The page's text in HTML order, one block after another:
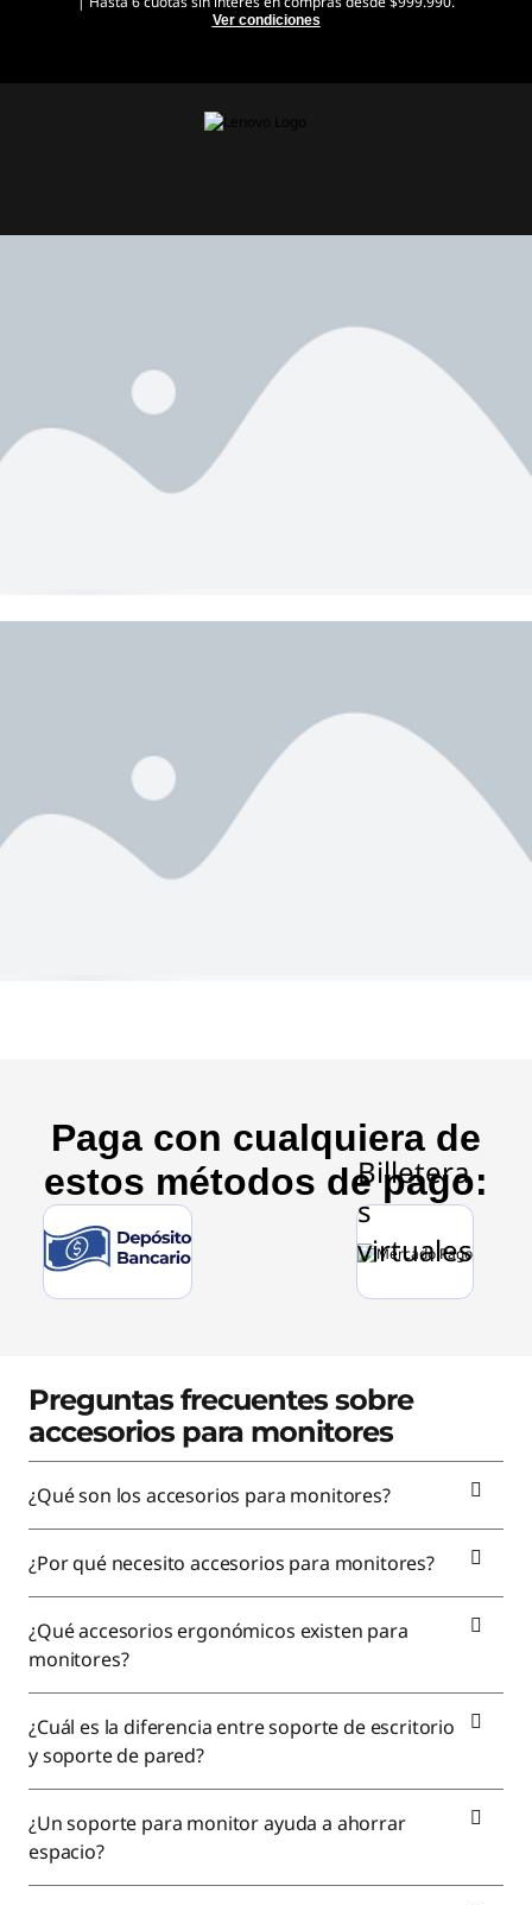
Ver condiciones
Ir al contenido principal
Paga con cualquiera de
estos métodos de pago:
Preguntas frecuentes sobre
accesorios para monitores
¿Qué son los accesorios para monitores?
¿Por qué necesito accesorios para monitores?
¿Qué accesorios ergonómicos existen para
monitores?
¿Cuál es la diferencia entre soporte de escritorio
y soporte de pared?
¿Un soporte para monitor ayuda a ahorrar
espacio?